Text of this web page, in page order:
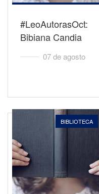
#LeoAutorasOct:
Bibiana Candia
07 de agosto
BIBLIOTECA